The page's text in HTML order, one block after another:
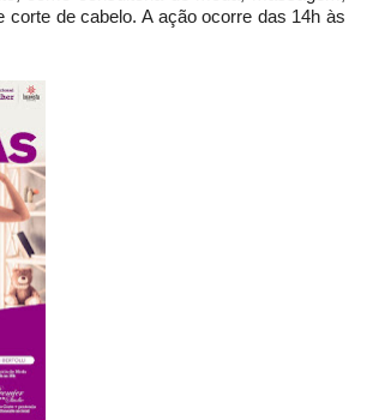
de cabelo. A ação ocorre das 14h às